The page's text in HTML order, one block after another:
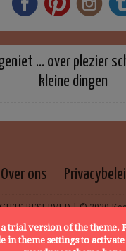
… over plezier
kleine dingen
Over ons
RESERVED | © 2020
a trial version of the theme.
in theme settings to